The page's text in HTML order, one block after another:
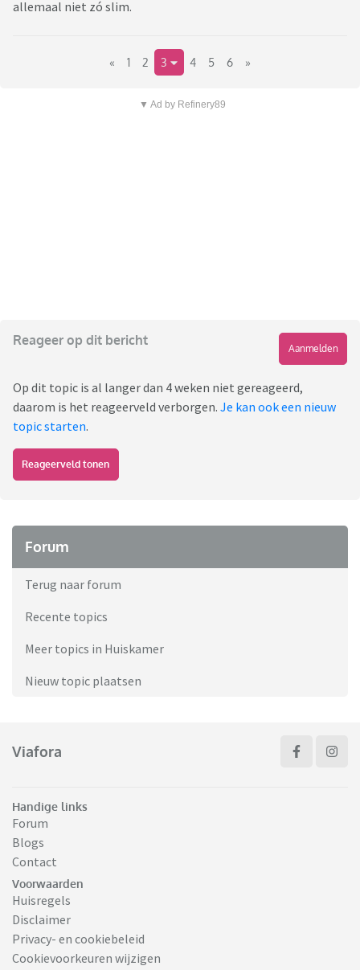
allemaal niet zó slim.
« 1 2 3 4 5 6 »
▼ Ad by Refinery89
Reageer op dit bericht
Aanmelden
Op dit topic is al langer dan 4 weken niet gereageerd,
daarom is het reageerveld verborgen. Je kan ook een nieuw
topic starten.
Reageerveld tonen
Forum
Terug naar forum
Recente topics
Meer topics in Huiskamer
Nieuw topic plaatsen
Viafora
Handige links
Forum
Blogs
Contact
Voorwaarden
Huisregels
Disclaimer
Privacy- en cookiebeleid
Cookievoorkeuren wijzigen